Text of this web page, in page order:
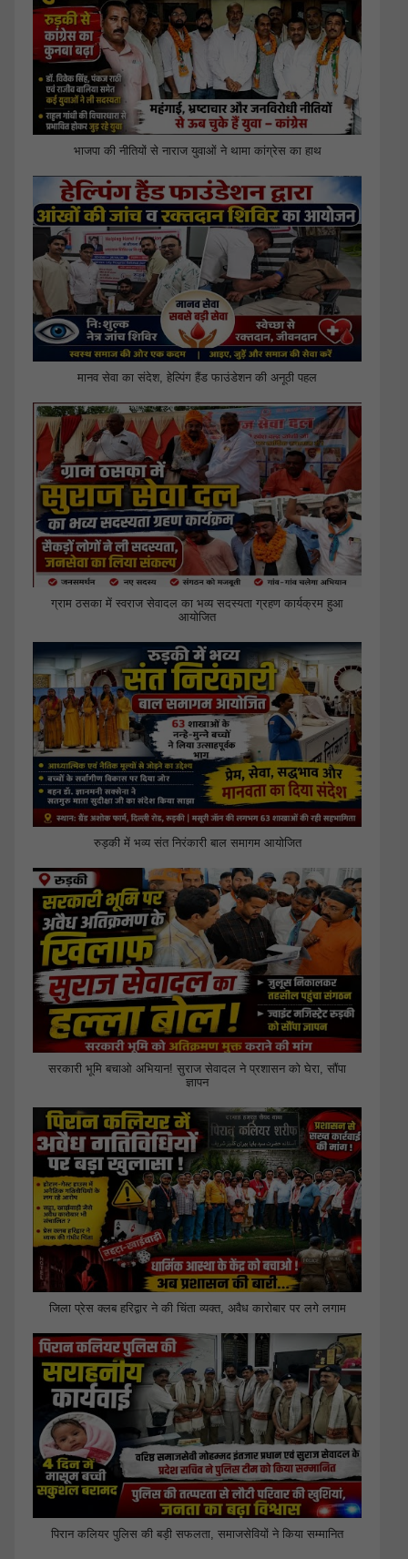
भाजपा की नीतियों से नाराज युवाओं ने थामा कांग्रेस का हाथ
मानव सेवा का संदेश, हेल्पिंग हैंड फाउंडेशन की अनूठी पहल
ग्राम ठसका में स्वराज सेवादल का भव्य सदस्यता ग्रहण कार्यक्रम हुआ
आयोजित
रुड़की में भव्य संत निरंकारी बाल समागम आयोजित
सरकारी भूमि बचाओ अभियान! सुराज सेवादल ने प्रशासन को घेरा, सौंपा
ज्ञापन
जिला प्रेस क्लब हरिद्वार ने की चिंता व्यक्त, अवैध कारोबार पर लगे लगाम
पिरान कलियर पुलिस की बड़ी सफलता, समाजसेवियों ने किया सम्मानित